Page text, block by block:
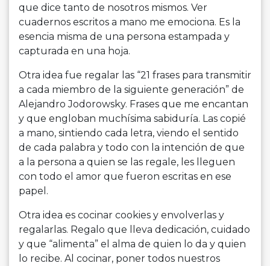
que dice tanto de nosotros mismos. Ver
cuadernos escritos a mano me emociona. Es la
esencia misma de una persona estampada y
capturada en una hoja.
Otra idea fue regalar las “21 frases para transmitir
a cada miembro de la siguiente generación” de
Alejandro Jodorowsky. Frases que me encantan
y que engloban muchísima sabiduría. Las copié
a mano, sintiendo cada letra, viendo el sentido
de cada palabra y todo con la intención de que
a la persona a quien se las regale, les lleguen
con todo el amor que fueron escritas en ese
papel.
Otra idea es cocinar cookies y envolverlas y
regalarlas. Regalo que lleva dedicación, cuidado
y que “alimenta” el alma de quien lo da y quien
lo recibe. Al cocinar, poner todos nuestros